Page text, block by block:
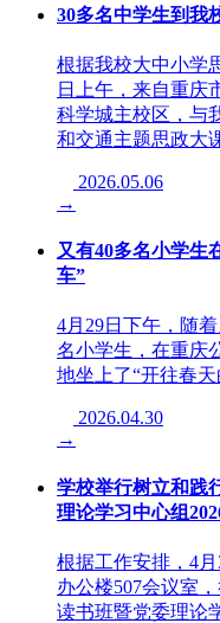
30多名中学生到我
根据我校大中小学
日上午，来自重庆
科学城主校区，与
和交通主题思政大
2026.05.06
→
又有40多名小学生
车”
4月29日下午，随
名小学生，在重庆
地坐上了“开往春天
2026.04.30
→
学校举行树立和践
理论学习中心组
根据工作安排，4
办公楼507会议室
读书班暨党委理论